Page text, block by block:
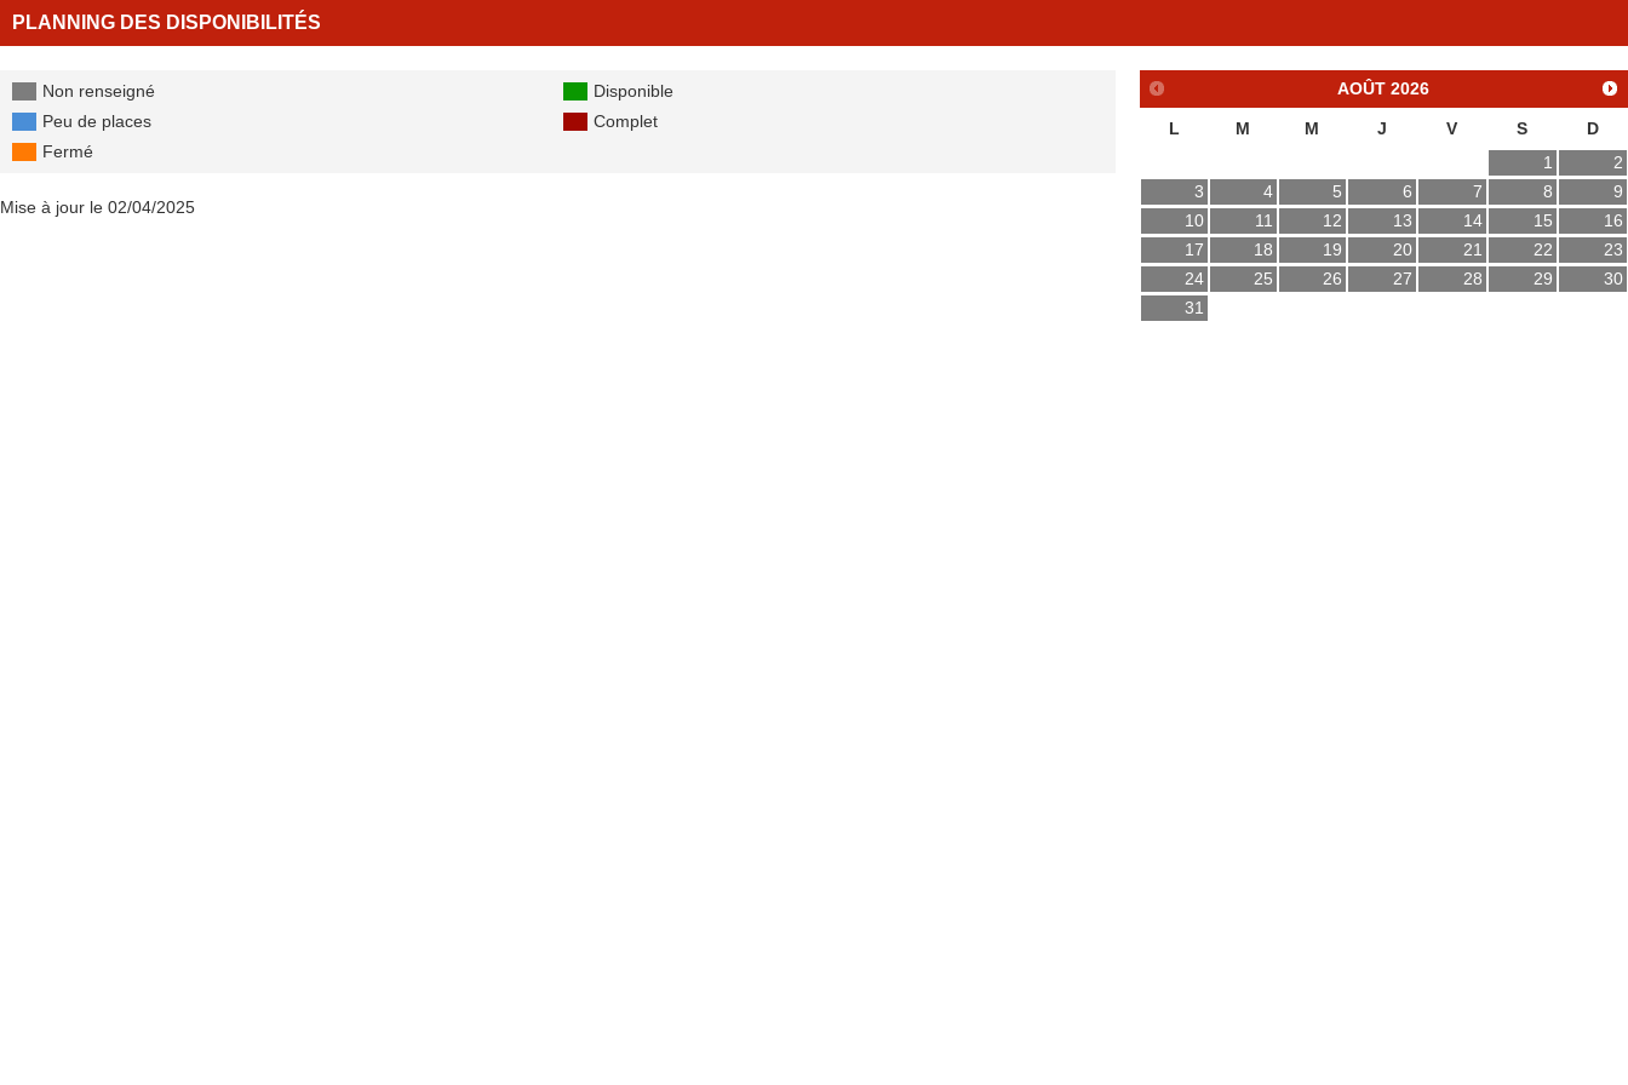
PLANNING DES DISPONIBILITÉS
Non renseigné
Disponible
Peu de places
Complet
Fermé
AOÛT 2026
L M M J V S
D
1
2
3
4 5 6 7 8
9
10
11 12 13 14 15
16
17
18 19 20 21 22
23
24
25 26 27 28 29
30
31
Mise à jour le 02/04/2025